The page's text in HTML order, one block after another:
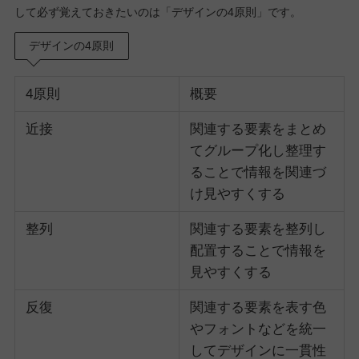
して必ず覚えておきたいのは「デザインの4原則」です。
デザインの4原則
4原則 概要
近接
関連する要素をまとめ
てグループ化し整理す
ることで情報を関連づ
け見やすくする
整列
関連する要素を整列し
配置することで情報を
見やすくする
反復
関連する要素を表す色
やフォントなどを統一
してデザインに一貫性